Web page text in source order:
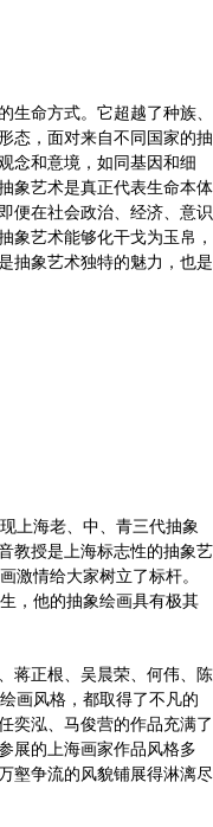
生命方式。它超越了种族、
态，面对来自不同国家的抽
念和意境，如同基因和细
象艺术是真正代表生命本体
便在社会政治、经济、意识
象艺术能够化干戈为玉帛，
抽象艺术独特的魅力，也是
上海老、中、青三代抽象
教授是上海标志性的抽象艺
激情给大家树立了标杆。
，他的抽象绘画具有极其
蒋正根、吴晨荣、何伟、陈
画风格，都取得了不凡的
奕泓、马俊营的作品充满了
展的上海画家作品风格多
壑争流的风貌铺展得淋漓尽